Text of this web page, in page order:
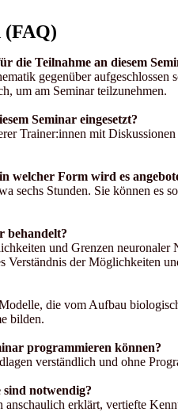
(FAQ)
die Teilnahme an diesem
gegenüber aufgeschlossen
um am Seminar teilzunehmen.
Seminar eingesetzt?
Trainer:innen mit
welcher Form wird es
sechs Stunden. Sie können es
behandelt?
und Grenzen neuronaler
Verständnis der Möglichkeiten
die vom Aufbau
bilden.
programmieren können?
verständlich und ohne
sind notwendig?
anschaulich erklärt, vertiefte